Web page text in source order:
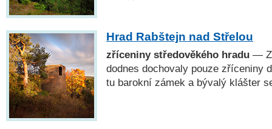
Hrad Rabštejn nad Střelou
zříceniny středověkého hradu — Z
dodnes dochovaly pouze zříceniny
tu barokní zámek a bývalý klášter